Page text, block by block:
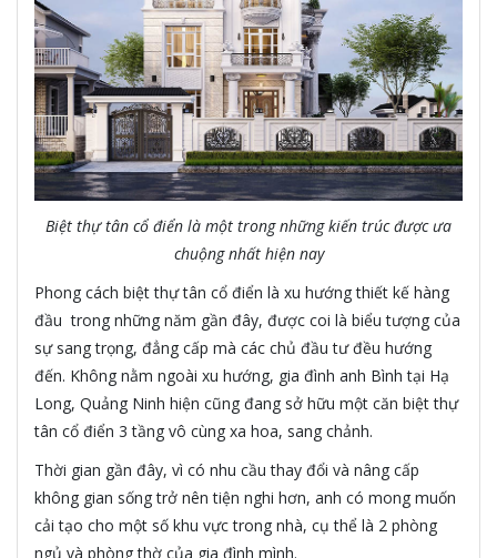
Biệt thự tân cổ điển là một trong những kiến trúc được ưa
chuộng nhất hiện nay
Phong cách biệt thự tân cổ điển là xu hướng thiết kế hàng
đầu trong những năm gần đây, được coi là biểu tượng của
sự sang trọng, đẳng cấp mà các chủ đầu tư đều hướng
đến. Không nằm ngoài xu hướng, gia đình anh Bình tại Hạ
Long, Quảng Ninh hiện cũng đang sở hữu một căn biệt thự
tân cổ điển 3 tầng vô cùng xa hoa, sang chảnh.
Thời gian gần đây, vì có nhu cầu thay đổi và nâng cấp
không gian sống trở nên tiện nghi hơn, anh có mong muốn
cải tạo cho một số khu vực trong nhà, cụ thể là 2 phòng
ngủ và phòng thờ của gia đình mình.